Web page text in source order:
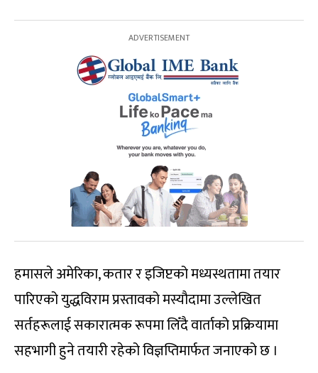
हमासले अमेरिका, कतार र इजिप्टको मध्यस्थतामा तयार
पारिएको युद्धविराम प्रस्तावको मस्यौदामा उल्लेखित
सर्तहरूलाई सकारात्मक रूपमा लिँदै वार्ताको प्रक्रियामा
सहभागी हुने तयारी रहेको विज्ञप्तिमार्फत जनाएको छ ।